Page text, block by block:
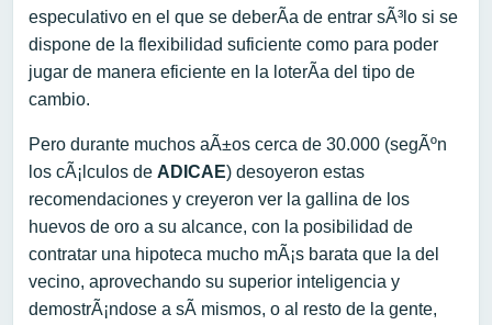
especulativo en el que se deberÃ­a de entrar sÃ³lo si se
dispone de la flexibilidad suficiente como para poder
jugar de manera eficiente en la loterÃ­a del tipo de
cambio.
Pero durante muchos aÃ±os cerca de 30.000 (segÃºn
los cÃ¡lculos de ADICAE) desoyeron estas
recomendaciones y creyeron ver la gallina de los
huevos de oro a su alcance, con la posibilidad de
contratar una hipoteca mucho mÃ¡s barata que la del
vecino, aprovechando su superior inteligencia y
demostrÃ¡ndose a sÃ­ mismos, o al resto de la gente,